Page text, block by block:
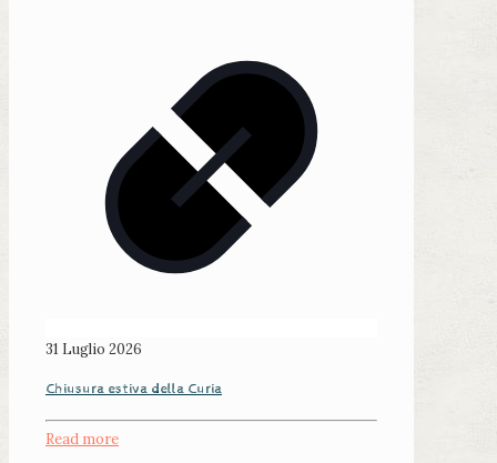
31 Luglio 2026
Chiusura estiva della Curia
Read more